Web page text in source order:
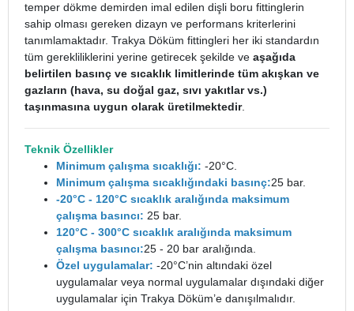
temper dökme demirden imal edilen dişli boru fittinglerin
sahip olması gereken dizayn ve performans kriterlerini
tanımlamaktadır. Trakya Döküm fittingleri her iki standardın
tüm gerekliliklerini yerine getirecek şekilde ve aşağıda
belirtilen basınç ve sıcaklık limitlerinde tüm akışkan ve
gazların (hava, su doğal gaz, sıvı yakıtlar vs.)
taşınmasına uygun olarak üretilmektedir.
Teknik Özellikler
Minimum çalışma sıcaklığı: -20°C.
Minimum çalışma sıcaklığındaki basınç:25 bar.
-20°C - 120°C sıcaklık aralığında maksimum
çalışma basıncı: 25 bar.
120°C - 300°C sıcaklık aralığında maksimum
çalışma basıncı:25 - 20 bar aralığında.
Özel uygulamalar: -20°C’nin altındaki özel
uygulamalar veya normal uygulamalar dışındaki diğer
uygulamalar için Trakya Döküm’e danışılmalıdır.